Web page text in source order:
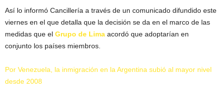
Así lo informó Cancillería a través de un comunicado difundido este
viernes en el que detalla que la decisión se da en el marco de las
medidas que el Grupo de Lima acordó que adoptarían en
conjunto los países miembros.
Por Venezuela, la inmigración en la Argentina subió al mayor nivel
desde 2008